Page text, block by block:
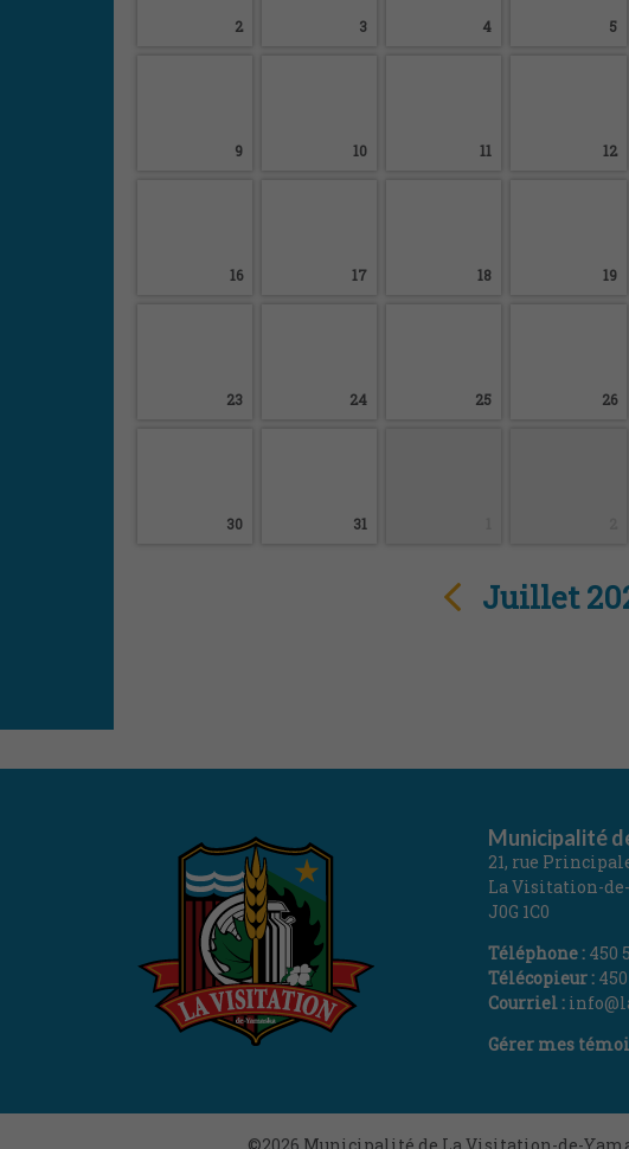
2 3 4 5
9 10 11 12
16 17 18 19
23 24 25 26
30 31
Juillet
Municipalité
21, rue
La Visitation-de-
J0G 1C0
Téléphone : 450
Télécopieur :
Courriel :
Gérer mes
©2026 Municipalité de La Visitation-de-